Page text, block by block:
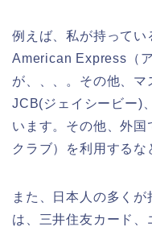
例えば、私が持ってい
American Express（
が、、、。その他、
JCB(ジェイシービー)
います。その他、外
クラブ）を利用するな
また、日本人の多く
は、三井住友カード、